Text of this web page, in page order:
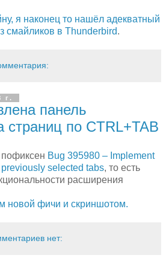
я наконец то нашёл адекватный
смайликов в Thunderbird.
г.
панель
страниц по CTRL+TAB
Bug 395980 – Implement
selected tabs, то есть
расширения
новой фичи и скриншотом.
нет: